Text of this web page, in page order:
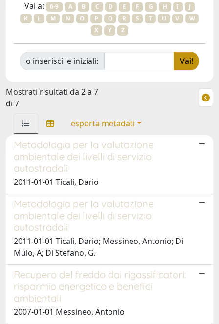
Vai a: 0-9 A B C D E F G H I
J
K
L M N O P Q R S T U V
W
X
Y Z
o inserisci le iniziali:
Mostrati risultati da 2 a 7
di 7
esporta metadati
Metodologia per la valutazione
ambientale dei livelli di servizio
autostradali
2011-01-01 Ticali, Dario
Metodologia per la valutazione
ambientale dei livelli di servizio
autostradali
2011-01-01 Ticali, Dario; Messineo, Antonio; Di
Mulo, A; Di Stefano, G.
Recupero del freddo dai rigassificatori:
risparmio energetico e benefici
ambientali
2007-01-01 Messineo, Antonio